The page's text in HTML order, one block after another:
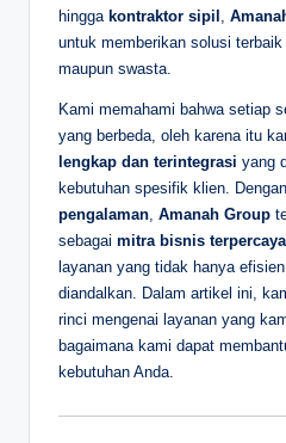
hingga kontraktor sipil
untuk memberikan solusi
maupun swasta.
Kami memahami bahwa setiap
yang berbeda, oleh karena itu
lengkap dan terintegrasi yang
kebutuhan spesifik klien.
pengalaman Amanah Group
sebagai mitra bisnis terpercaya
layanan yang tidak hanya
diandalkan. Dalam artikel ini,
rinci mengenai layanan yang
bagaimana kami dapat
kebutuhan Anda.